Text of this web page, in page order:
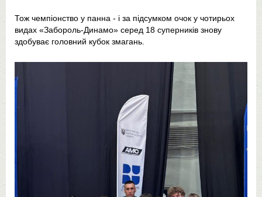
Тож чемпіонство у панна - і за підсумком очок у чотирьох
видах «Забороль-Динамо» серед 18 суперників знову
здобуває головний кубок змагань.